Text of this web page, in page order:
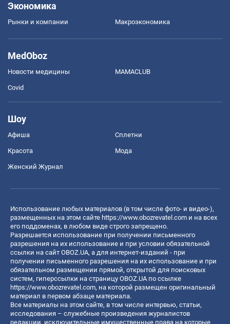
Экономика
Рынки и компании Mакроэкономика
MedOboz
Новости медицины MAMACLUB
Covid
Шоу
Афиша Сплетни
Красота Мода
Женский Журнал
Использование любых материалов (в том числе фото- и видео-),
размещенных на этом сайте https://www.obozrevatel.com и на всех
его поддоменах, в любом виде строго запрещено.
Разрешается использование при получении письменного
разрешения на их использование и при условии обязательной
ссылки на сайт OBOZ.UA, а для интернет-изданий - при
получении письменного разрешения на их использование и при
обязательном размещении прямой, открытой для поисковых
систем, гиперссылки на страницу OBOZ.UA по ссылке
https://www.obozrevatel.com, на которой размещен оригинальный
материал в первом абзаце материала.
Все материалы на этом сайте, в том числе интервью, статьи,
исследования – служебные произведения журналистов
редакции, исключительные имущественные права на которые